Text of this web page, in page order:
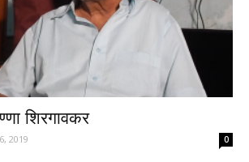
शिरगावकर
2019 0